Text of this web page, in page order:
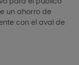
un ahorro de
con el aval de